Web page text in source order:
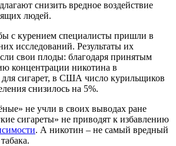
снизить вредное воздействие
людей.
с курением специалисты пришли в
исследований. Результаты их
свои плоды: благодаря принятым
концентрации никотина в
для сигарет, в США число курильщиков
снизилось на 5%.
не учли в своих выводах ране
сигареты» не приводят к избавлению
. А никотин – не самый вредный